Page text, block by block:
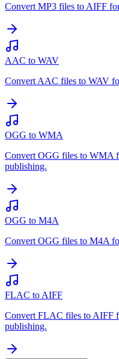
Convert MP3 files to AIFF
AAC to WAV
Convert AAC files to WAV
OGG to WMA
Convert OGG files to WMA
publishing.
OGG to M4A
Convert OGG files to M4A
FLAC to AIFF
Convert FLAC files to AIFF
publishing.